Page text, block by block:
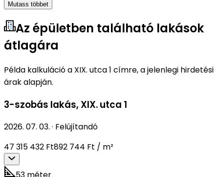
Mutass többet
Az épületben található lakások
átlagára
Példa kalkuláció a XIX. utca 1 címre, a jelenlegi hirdetési
árak alapján.
3-szobás lakás, XIX. utca 1
2026. 07. 03. · Felújítandó
47 315 432 Ft892 744 Ft / m²